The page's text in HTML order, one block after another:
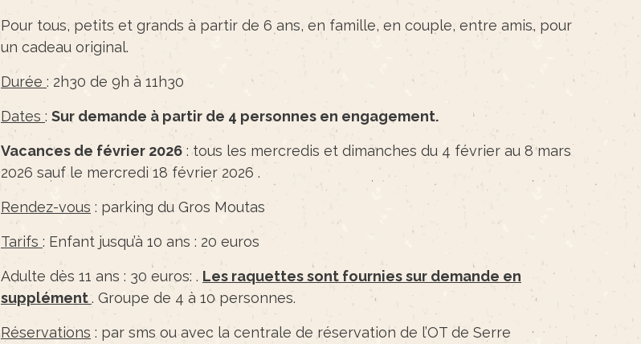
Pour tous, petits et grands à partir de 6 ans, en famille, en couple, entre amis, pour
un cadeau original.
Durée : 2h30 de 9h à 11h30
Dates : Sur demande à partir de 4 personnes en engagement.
Vacances de février 2026: tous les mercredis et dimanches du 4 février au 8 mars
2026 sauf le mercredi 18 février 2026 .
Rendez-vous : parking du Gros Moutas
Tarifs : Enfant jusqu’à 10 ans : 20 euros
Adulte dès 11 ans : 30 euros: . Les raquettes sont fournies sur demande en
supplément. Groupe de 4 à 10 personnes.
Réservations : par sms ou avec la centrale de réservation de l’OT de Serre